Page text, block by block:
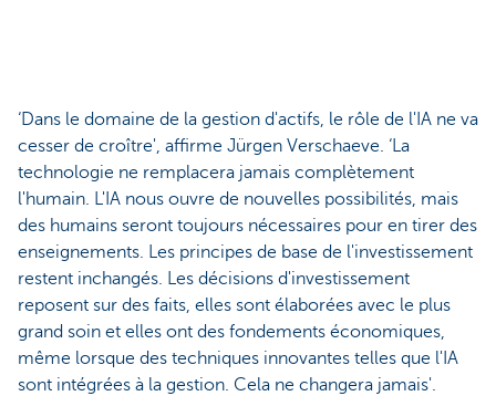
‘Dans le domaine de la gestion d'actifs, le rôle de l'IA ne va
cesser de croître', affirme Jürgen Verschaeve. ‘La
technologie ne remplacera jamais complètement
l'humain. L'IA nous ouvre de nouvelles possibilités, mais
des humains seront toujours nécessaires pour en tirer des
enseignements. Les principes de base de l'investissement
restent inchangés. Les décisions d'investissement
reposent sur des faits, elles sont élaborées avec le plus
grand soin et elles ont des fondements économiques,
même lorsque des techniques innovantes telles que l'IA
sont intégrées à la gestion. Cela ne changera jamais'.